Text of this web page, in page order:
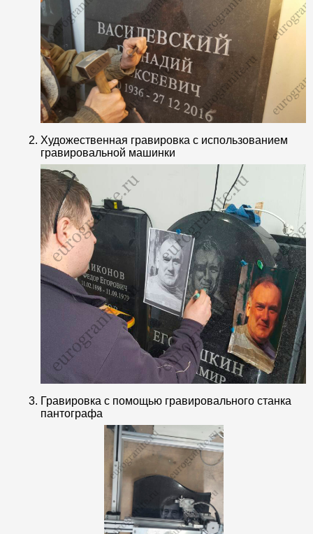
Художественная гравировка с использованием
гравировальной машинки
Гравировка с помощью гравировального станка
пантографа